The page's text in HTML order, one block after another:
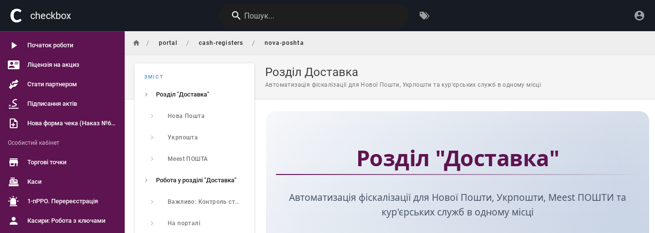
сheckbox Пошук...
Початок роботи
Ліцензія на акциз
Стати партнером
Підписання актів
Нова форма чека (Наказ №601)
Особистий кабінет
Торгові точки
Каси
1-пРРО. Перереєстрація
Касири: Робота з ключами
/ portal / cash-registers / nova-poshta
Розділ Доставка
Автоматизація фіскалізації для Нової Пошти, Укрпошти та кур'єрських служб в одному місці
ЗМІСТ
Розділ "Доставка"
Нова Пошта
Укрпошта
Meest ПОШТА
Робота у розділі "Доставка"
Важливо: Контроль статусу відправлень
На порталі
Розділ "Доставка"
Автоматизація фіскалізації для Нової Пошти, Укрпошти, Meest ПОШТИ та
кур'єрських служб в одному місці